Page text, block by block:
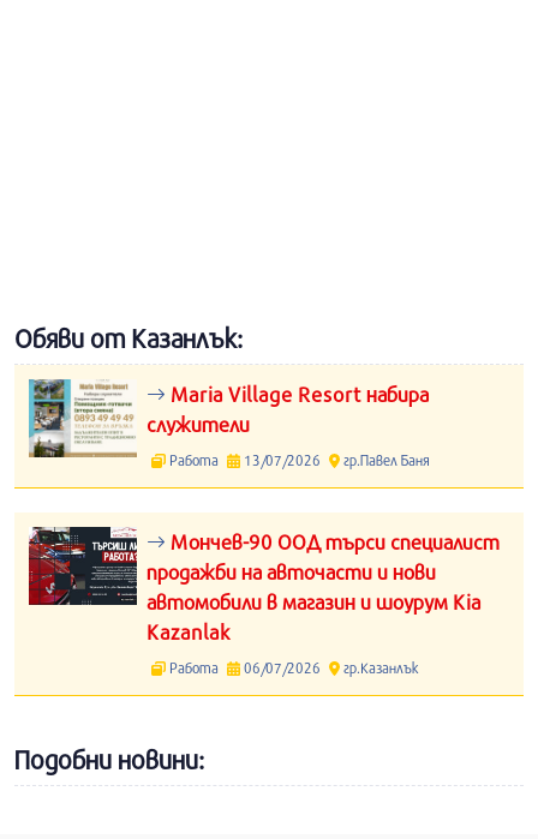
Обяви от Казанлък:
Maria Village Resort набира
служители
Работа 13/07/2026 гр.Павел Баня
Мончев-90 ООД търси специалист
продажби на авточасти и нови
автомобили в магазин и шоурум Kia
Kazanlak
Работа 06/07/2026 гр.Казанлък
Подобни новини: